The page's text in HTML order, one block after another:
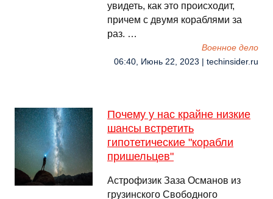
увидеть, как это происходит,
причем с двумя кораблями за
раз. …
Военное дело
06:40, Июнь 22, 2023 | techinsider.ru
Почему у нас крайне низкие
шансы встретить
гипотетические "корабли
пришельцев"
Астрофизик Заза Османов из
грузинского Свободного